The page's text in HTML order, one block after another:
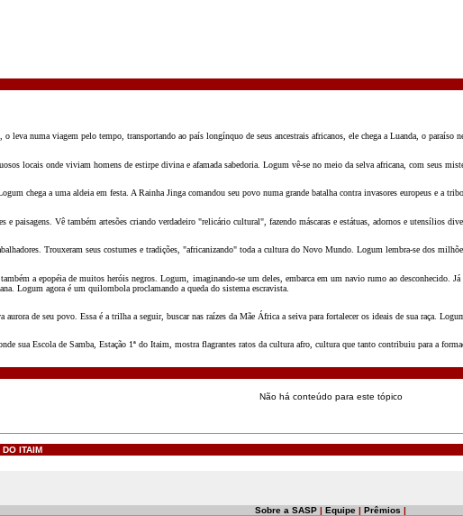
numa viagem pelo tempo, transportando ao país longínquo de seus ancestrais africanos, ele chega a Luanda, o paraíso
locais onde viviam homens de estirpe divina e afamada sabedoria. Logum vê-se no meio da selva africana, com seus
chega a uma aldeia em festa. A Rainha Jinga comandou seu povo numa grande batalha contra invasores europeus e a
paisagens. Vê também artesões criando verdadeiro "relicário cultural", fazendo máscaras e estátuas, adornos e utensílios
Trouxeram seus costumes e tradições, "africanizando" toda a cultura do Novo Mundo. Logum lembra-se dos
a epopéia de muitos heróis negros. Logum, imaginando-se um deles, embarca em um navio rumo ao
Logum agora é um quilombola proclamando a queda do sistema escravista.
aurora de seu povo. Essa é a trilha a seguir, buscar nas raízes da Mãe África a seiva para fortalecer os ideais de sua raça.
sua Escola de Samba, Estação 1ª do Itaim, mostra flagrantes ratos da cultura afro, cultura que tanto contribuiu para a
Não há conteúdo para este tópico
ITAIM
Sobre a SASP | Equipe | Prêmios |